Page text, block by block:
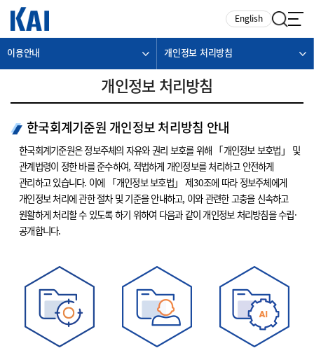
English
이용안내 개인정보 처리방침
개인정보 처리방침
한국회계기준원 개인정보 처리방침 안내
한국회계기준원은 정보주체의 자유와 권리 보호를 위해 「개인정보 보호법」 및
관계법령이 정한 바를 준수하여, 적법하게 개인정보를 처리하고 안전하게
관리하고 있습니다. 이에 「개인정보 보호법」 제30조에 따라 정보주체에게
개인정보 처리에 관한 절차 및 기준을 안내하고, 이와 관련한 고충을 신속하고
원활하게 처리할 수 있도록 하기 위하여 다음과 같이 개인정보 처리방침을 수립·
공개합니다.